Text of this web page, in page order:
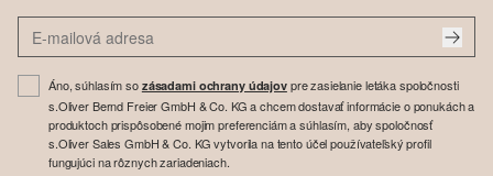
Áno, súhlasím so zásadami ochrany údajovpre zasielanie letáka spoločnosti
s.Oliver Bernd Freier GmbH & Co. KG a chcem dostavať informácie o ponukách a
produktoch prispôsobené mojim preferenciám a súhlasím, aby spoločnosť
s.Oliver Sales GmbH & Co. KG vytvorila na tento účel používateľský profil
fungujúci na rôznych zariadeniach.